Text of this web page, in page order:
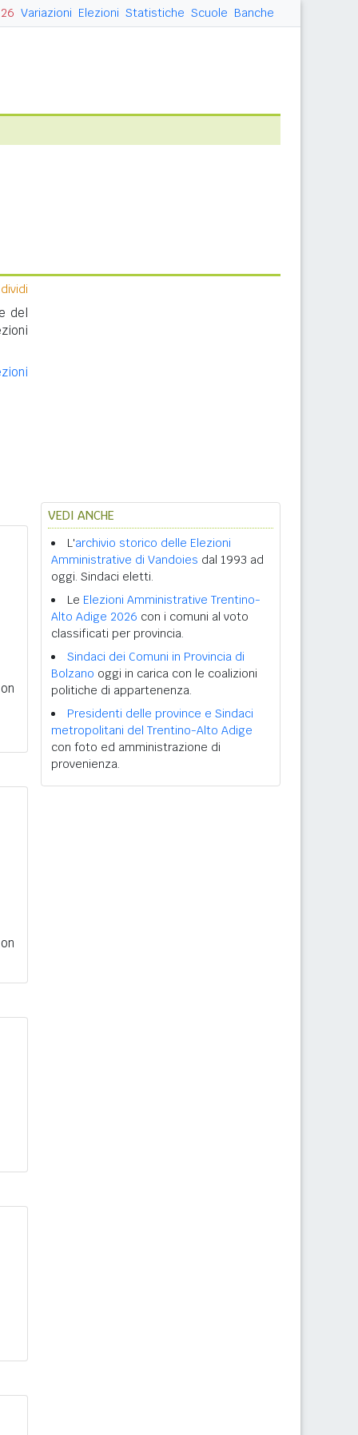
Variazioni Elezioni Statistiche Scuole Banche
del
VEDI ANCHE
L'archivio storico delle Elezioni
Amministrative di Vandoies dal 1993 ad
oggi. Sindaci eletti.
Le Elezioni Amministrative Trentino-
Alto Adige 2026 con i comuni al voto
classificati per provincia.
Sindaci dei Comuni in Provincia di
Bolzano oggi in carica con le coalizioni
politiche di appartenenza.
Presidenti delle province e Sindaci
metropolitani del Trentino-Alto Adige
con foto ed amministrazione di
provenienza.